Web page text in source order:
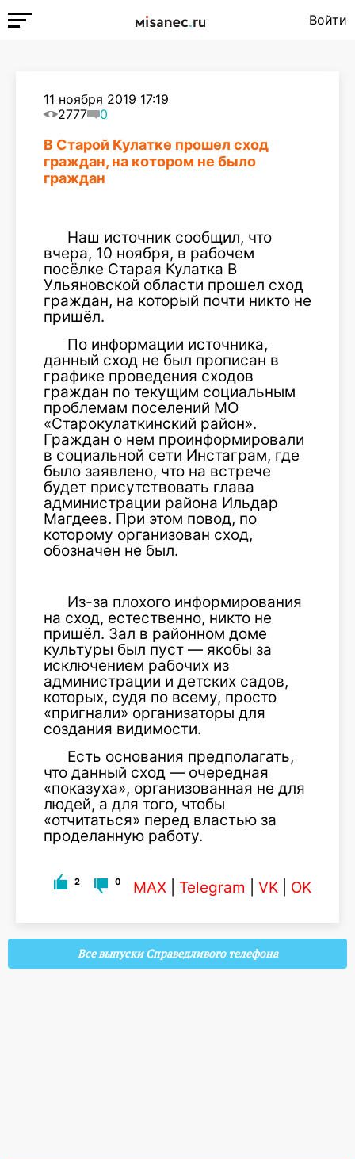
Войти
11 ноября 2019 17:19
2777
0
В Старой Кулатке прошел сход
граждан, на котором не было
граждан
Наш источник сообщил, что
вчера, 10 ноября, в рабочем
посёлке Старая Кулатка В
Ульяновской области прошел сход
граждан, на который почти никто не
пришёл.
По информации источника,
данный сход не был прописан в
графике проведения сходов
граждан по текущим социальным
проблемам поселений МО
«Старокулаткинский район».
Граждан о нем проинформировали
в социальной сети Инстаграм, где
было заявлено, что на встрече
будет присутствовать глава
администрации района Ильдар
Магдеев. При этом повод, по
которому организован сход,
обозначен не был.
Из-за плохого информирования
на сход, естественно, никто не
пришёл. Зал в районном доме
культуры был пуст — якобы за
исключением рабочих из
администрации и детских садов,
которых, судя по всему, просто
«пригнали» организаторы для
создания видимости.
Есть основания предполагать,
что данный сход — очередная
«показуха», организованная не для
людей, а для того, чтобы
«отчитаться» перед властью за
проделанную работу.
2 0 MAX Telegram VK OK
Все выпуски Справедливого телефона